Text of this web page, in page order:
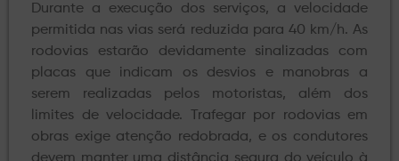
Durante a execução dos serviços, a velocidade
permitida nas vias será reduzida para 40 km/h. As
rodovias estarão devidamente sinalizadas com
placas que indicam os desvios e manobras a
serem realizadas pelos motoristas, além dos
limites de velocidade. Trafegar por rodovias em
obras exige atenção redobrada, e os condutores